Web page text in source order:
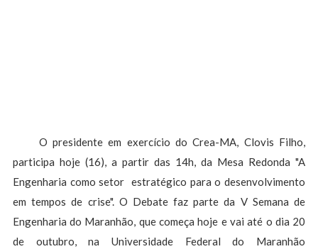
O presidente em exercício do Crea-MA, Clovis Filho,
participa hoje (16), a partir das 14h, da Mesa Redonda "A
Engenharia como setor estratégico para o desenvolvimento
em tempos de crise". O Debate faz parte da V Semana de
Engenharia do Maranhão, que começa hoje e vai até o dia 20
de outubro, na Universidade Federal do Maranhão